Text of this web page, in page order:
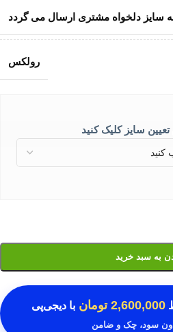
سایز دلخواه مشتری ارسال می گردد
رولکس
سایز کلیک کنید
به سبد خرید
2,600,000 تومان با دیجی‌پی
سود، چک و ضامن